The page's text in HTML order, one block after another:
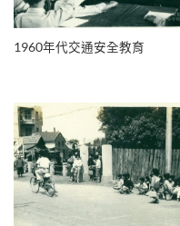
1960年代交通安全教育